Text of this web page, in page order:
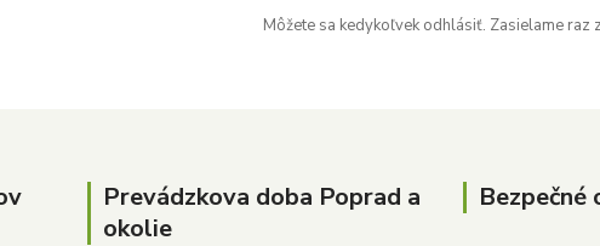
Môžete sa kedykoľvek odhlásiť. Zasielame raz
Prevádzkova doba Poprad a
okolie